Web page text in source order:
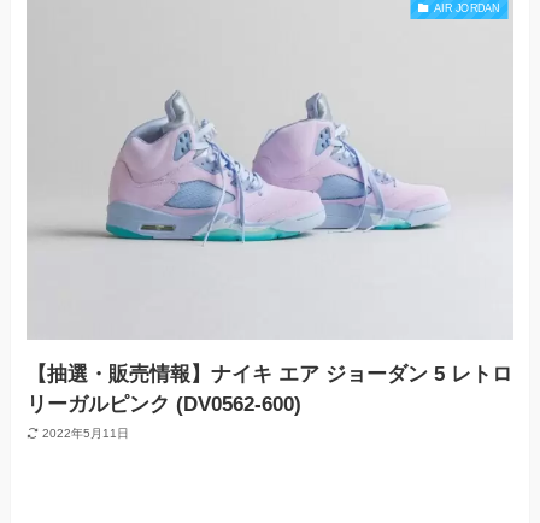
AIR JORDAN
【抽選・販売情報】ナイキ エア ジョーダン 5 レトロ
リーガルピンク (DV0562-600)
2022年5月11日